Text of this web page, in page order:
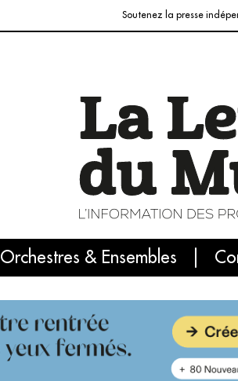
Soutenez la presse
Orchestres & Ensembles
L'info du jour Le